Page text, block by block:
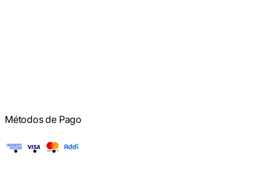
Métodos de Pago
American Express
Visa Mastercard